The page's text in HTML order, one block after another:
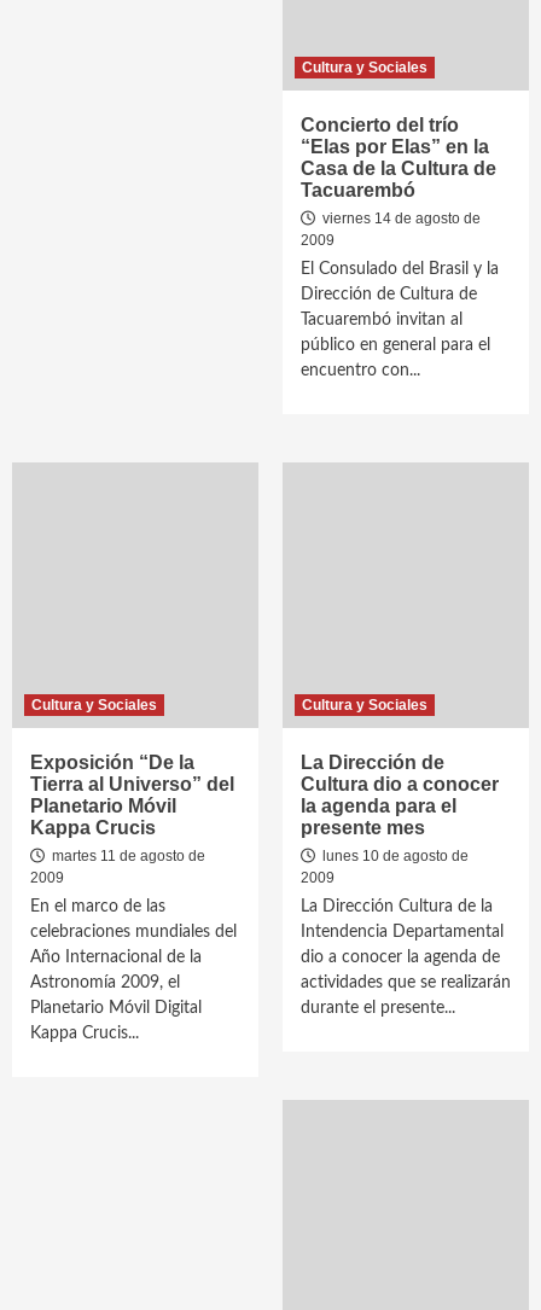
Cultura y Sociales
Concierto del trío
“Elas por Elas” en la
Casa de la Cultura de
Tacuarembó
viernes 14 de agosto de
2009
El Consulado del Brasil y la
Dirección de Cultura de
Tacuarembó invitan al
público en general para el
encuentro con...
Cultura y Sociales
Exposición “De la
Tierra al Universo” del
Planetario Móvil
Kappa Crucis
martes 11 de agosto de
2009
En el marco de las
celebraciones mundiales del
Año Internacional de la
Astronomía 2009, el
Planetario Móvil Digital
Kappa Crucis...
Cultura y Sociales
La Dirección de
Cultura dio a conocer
la agenda para el
presente mes
lunes 10 de agosto de
2009
La Dirección Cultura de la
Intendencia Departamental
dio a conocer la agenda de
actividades que se realizarán
durante el presente...